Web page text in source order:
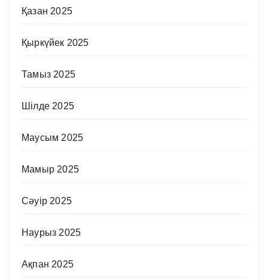
Қазан 2025
Қыркүйек 2025
Тамыз 2025
Шілде 2025
Маусым 2025
Мамыр 2025
Сәуір 2025
Наурыз 2025
Ақпан 2025